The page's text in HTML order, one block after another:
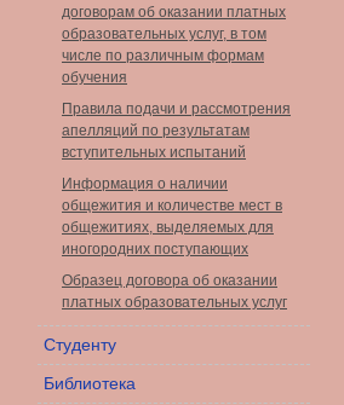
договорам об оказании платных
образовательных услуг, в том
числе по различным формам
обучения
Правила подачи и рассмотрения
апелляций по результатам
вступительных испытаний
Информация о наличии
общежития и количестве мест в
общежитиях, выделяемых для
иногородних поступающих
Образец договора об оказании
платных образовательных услуг
Студенту
Библиотека